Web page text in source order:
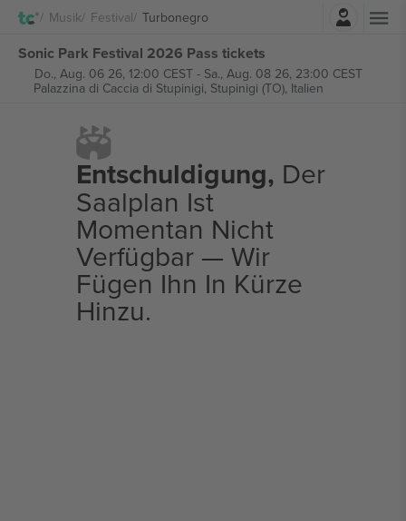
Musik Festival Turbonegro
Sonic Park Festival 2026 Pass tickets
Do., Aug. 06 26, 12:00 CEST- Sa., Aug. 08 26, 23:00 CEST
Palazzina di Caccia di Stupinigi, Stupinigi (TO), Italien
Entschuldigung, Der
Saalplan Ist
Momentan Nicht
Verfügbar — Wir
Fügen Ihn In Kürze
Hinzu.